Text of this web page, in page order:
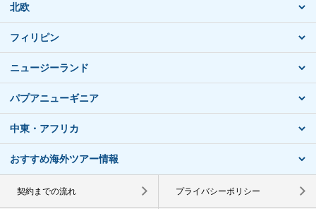
北欧
フィリピン
ニュージーランド
パプアニューギニア
中東・アフリカ
おすすめ海外ツアー情報
契約までの流れ プライバシーポリシー